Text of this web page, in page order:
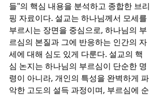
들"의 핵심 내용을 분석하고 종합한 브리
핑 자료이다. 설교는 하나님께서 모세를
부르시는 장면을 중심으로, 하나님의 부
르심의 본질과 그에 반응하는 인간의 자
세에 대해 심도 있게 다룬다. 설교의 핵
심 논지는 하나님의 부르심이 단순한 명
령이 아니라, 개인의 특성을 완벽하게 파
악한 고도의 설득 과정이며, 부르심에 순